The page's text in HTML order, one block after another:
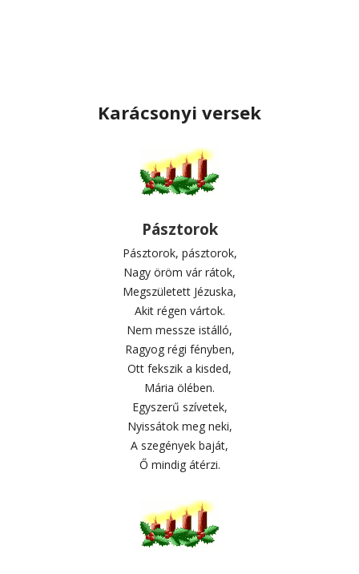
Karácsonyi versek
Pásztorok
Pásztorok, pásztorok,
Nagy öröm vár rátok,
Megszületett Jézuska,
Akit régen vártok.
Nem messze istálló,
Ragyog régi fényben,
Ott fekszik a kisded,
Mária ölében.
Egyszerű szívetek,
Nyissátok meg neki,
A szegények baját,
Ő mindig átérzi.